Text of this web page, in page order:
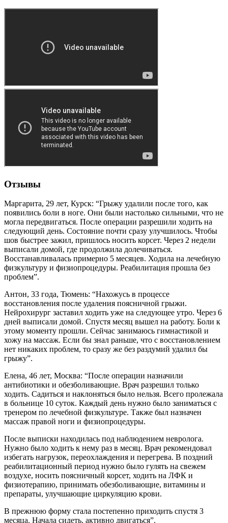
Отзывы
Маргарита, 29 лет, Курск: “Грыжу удалили после того, как
появились боли в ноге. Они были настолько сильными, что не
могла передвигаться. После операции разрешили ходить на
следующий день. Состояние почти сразу улучшилось. Чтобы
шов быстрее зажил, пришлось носить корсет. Через 2 недели
выписали домой, где продолжила долечиваться.
Восстанавливалась примерно 5 месяцев. Ходила на лечебную
физкультуру и физиопроцедуры. Реабилитация прошла без
проблем”.
Антон, 33 года, Тюмень: “Нахожусь в процессе
восстановления после удаления поясничной грыжи.
Нейрохирург заставил ходить уже на следующее утро. Через 6
дней выписали домой. Спустя месяц вышел на работу. Боли к
этому моменту прошли. Сейчас занимаюсь гимнастикой и
хожу на массаж. Если бы знал раньше, что с восстановлением
нет никаких проблем, то сразу же без раздумий удалил бы
грыжу”.
Елена, 46 лет, Москва: “После операции назначили
антибиотики и обезболивающие. Врач разрешил только
ходить. Садиться и наклоняться было нельзя. Всего пролежала
в больнице 10 суток. Каждый день нужно было заниматься с
тренером по лечебной физкультуре. Также был назначен
массаж правой ноги и физиопроцедуры.
После выписки находилась под наблюдением невролога.
Нужно было ходить к нему раз в месяц. Врач рекомендовал
избегать нагрузок, переохлаждения и перегрева. В поздний
реабилитационный период нужно было гулять на свежем
воздухе, носить поясничный корсет, ходить на ЛФК и
физиотерапию, принимать обезболивающие, витамины и
препараты, улучшающие циркуляцию крови.
В прежнюю форму стала постепенно приходить спустя 3
месяца. Начала сидеть, активно двигаться”.